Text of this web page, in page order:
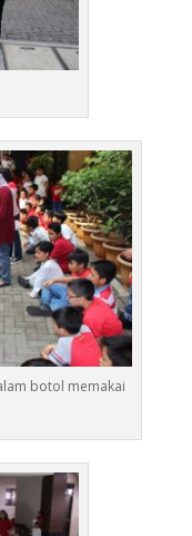
botol memakai